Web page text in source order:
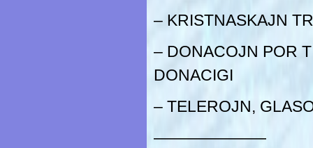
– KRISTNASKAJN
– DONACOJN POR
DONACIGI
– TELEROJN,
———————